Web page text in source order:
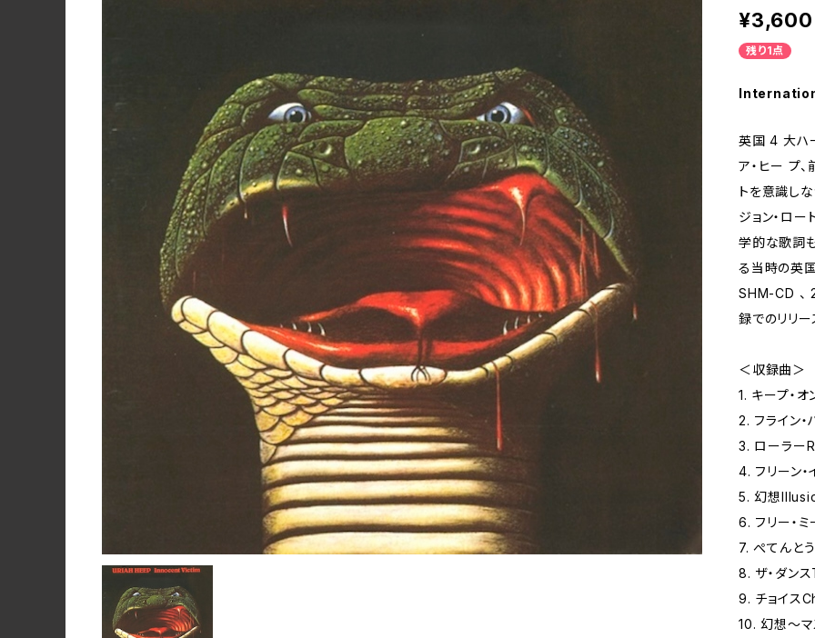
¥3,600
残り1点
英国 4 ⼤ハ
ア‧ヒー プ、
トを意識し
ジョン‧ロー
学的な歌詞
る当時の英
SHM-CD 、
録でのリリー
＜収録曲＞
1. キープ‧
2. フライン
3. ローラー
4. フリーン
5. 幻想
6. フリー‧
7. ぺてんと
8. ザ‧ダン
9. チョイス
10. 幻想〜マ